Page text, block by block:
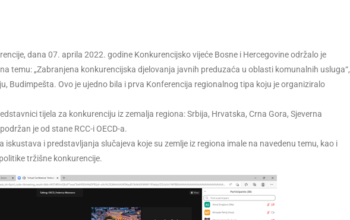
dana 07. aprila 2022. godine Konkurencijsko vijeće Bosne i Hercegovine održalo je
temu: „Zabranjena konkurencijska djelovanja javnih preduzaća u oblasti komunalnih usluga“,
Budimpešta. Ovo je ujedno bila i prva Konferencija regionalnog tipa koju je organiziralo
tijela za konkurenciju iz zemalja regiona: Srbija, Hrvatska, Crna Gora, Sjeverna
je od stane RCC-i OECD-a.
iskustava i predstavljanja slučajeva koje su zemlje iz regiona imale na navedenu temu, kao i
tržišne konkurencije.